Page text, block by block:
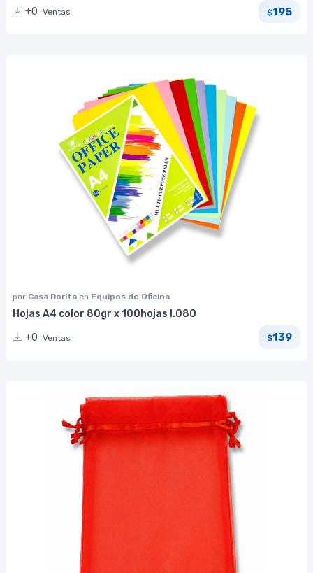
+0 Ventas $195
por Casa Dorita en Equipos de Oficina
Hojas A4 color 80gr x 100hojas I.080
+0 Ventas $139